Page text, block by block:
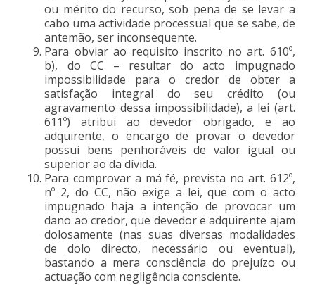
ou mérito do recurso, sob pena de se levar a
cabo uma actividade processual que se sabe, de
antemão, ser inconsequente.
Para obviar ao requisito inscrito no art. 610º,
b), do CC – resultar do acto impugnado
impossibilidade para o credor de obter a
satisfação integral do seu crédito (ou
agravamento dessa impossibilidade), a lei (art.
611º) atribui ao devedor obrigado, e ao
adquirente, o encargo de provar o devedor
possui bens penhoráveis de valor igual ou
superior ao da dívida.
Para comprovar a má fé, prevista no art. 612º,
nº 2, do CC, não exige a lei, que com o acto
impugnado haja a intenção de provocar um
dano ao credor, que devedor e adquirente ajam
dolosamente (nas suas diversas modalidades
de dolo directo, necessário ou eventual),
bastando a mera consciência do prejuízo ou
actuação com negligência consciente.